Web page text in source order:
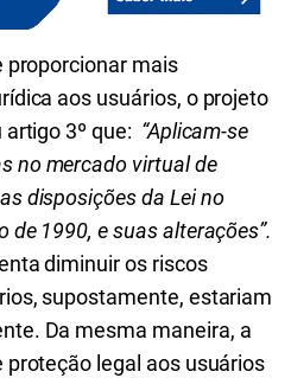
proporcionar mais
aos usuários, o projeto
3º que: “Aplicam-se
no mercado virtual de
disposições da Lei no
de 1990, e suas alterações”.
diminuir os riscos
supostamente, estariam
Da mesma maneira, a
legal aos usuários